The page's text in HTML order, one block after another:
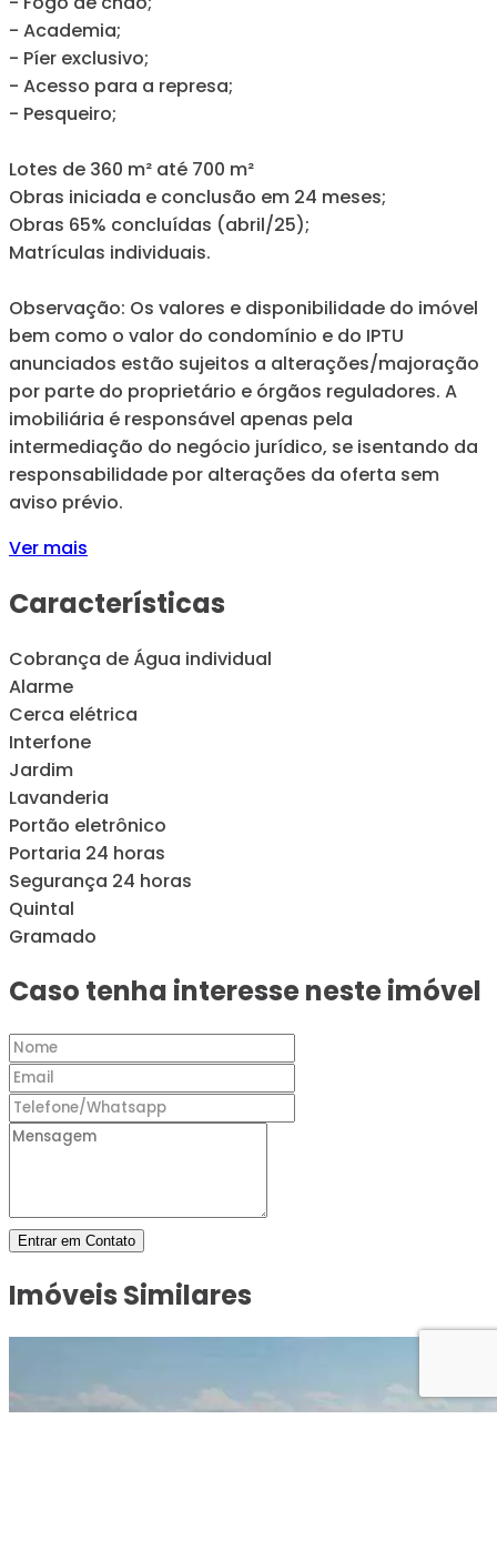
- Academia;
- Píer exclusivo;
- Acesso para a represa;
- Pesqueiro;
Lotes de 360 m² até 700 m²
Obras iniciada e conclusão em 24 meses;
Obras 65% concluídas (abril/25);
Matrículas individuais.
Observação: Os valores e disponibilidade do imóvel
bem como o valor do condomínio e do IPTU
anunciados estão sujeitos a alterações/majoração
por parte do proprietário e órgãos reguladores. A
imobiliária é responsável apenas pela
intermediação do negócio jurídico, se isentando da
responsabilidade por alterações da oferta sem
aviso prévio.
Ver mais
Características
Cobrança de Água individual
Alarme
Cerca elétrica
Interfone
Jardim
Lavanderia
Portão eletrônico
Portaria 24 horas
Segurança 24 horas
Quintal
Gramado
Caso tenha interesse neste imóvel
Entrar em Contato
Imóveis Similares